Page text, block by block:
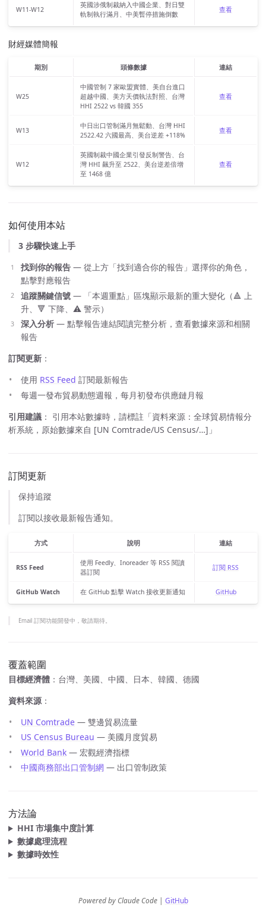
W11-W12
英國涉俄制裁納入中國企業、對日雙
軌制執行滿月、中美暫停措施倒數
查看
財經媒體簡報
期別 頭條數據 連結
W25
中國管制 7 家歐盟實體、美自台進口
超越中國、美方天價執法對照、台灣
HHI 2522 vs 韓國 355
查看
W13
中日出口管制滿月無鬆動、台灣 HHI
2522.42 六國最高、美台逆差 +118%
查看
W12
英國制裁中國企業引發反制警告、台
灣 HHI 飆升至 2522、美台逆差倍增
至 1468 億
查看
如何使用本站
3 步驟快速上手
找到你的報告 — 從上方「找到適合你的報告」選擇你的角色，
點擊對應報告
追蹤關鍵信號 — 「本週重點」區塊顯示最新的重大變化（🔺 上
升、🔻 下降、⚠️ 警示）
深入分析 — 點擊報告連結閱讀完整分析，查看數據來源和相關
報告
訂閱更新 ：
使用 RSS Feed 訂閱最新報告
每週一發布貿易動態週報，每月初發布供應鏈月報
引用建議 ： 引用本站數據時，請標註「資料來源：全球貿易情報分
析系統，原始數據來自 [UN Comtrade/US Census/…]」
訂閱更新
保持追蹤
訂閱以接收最新報告通知。
方式 說明 連結
RSS Feed
使用 Feedly、Inoreader 等 RSS 閱讀
器訂閱
訂閱 RSS
GitHub Watch 在 GitHub 點擊 Watch 接收更新通知 GitHub
Email 訂閱功能開發中，敬請期待。
覆蓋範圍
目標經濟體 ：台灣、美國、中國、日本、韓國、德國
資料來源：
UN Comtrade — 雙邊貿易流量
US Census Bureau — 美國月度貿易
World Bank — 宏觀經濟指標
中國商務部出口管制網 — 出口管制政策
方法論
HHI 市場集中度計算
數據處理流程
數據時效性
Powered by Claude Code| GitHub